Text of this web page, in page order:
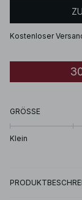
Kostenloser
GRÖSSE
Klein